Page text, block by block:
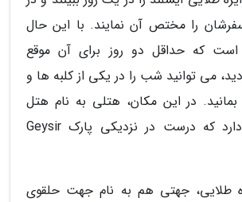
را مختص آن نمایند. با این حال
است که حداقل دو روز برای آن موقع
می توانید شب را در یکی از کلبه ها و
در این مکان، هتلی به نام هتل
Gullfoss وجود دارد که درست در نزدیکی پارک Geysir
ه طلایی، جهتی هم به نام جهت حلقوی